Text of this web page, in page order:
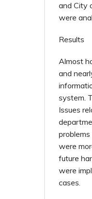
and City
were
Results
Almost
and
system.
Issues
were
future
were
cases.